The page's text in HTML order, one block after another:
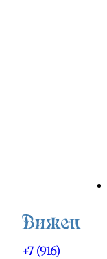
+7 (916)